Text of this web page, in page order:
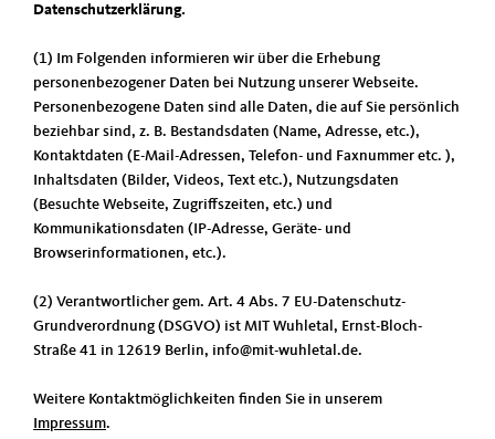
Datenschutzerklärung.
(1) Im Folgenden informieren wir über die Erhebung
personenbezogener Daten bei Nutzung unserer Webseite.
Personenbezogene Daten sind alle Daten, die auf Sie persönlich
beziehbar sind, z. B. Bestandsdaten (Name, Adresse, etc.),
Kontaktdaten (E-Mail-Adressen, Telefon- und Faxnummer etc. ),
Inhaltsdaten (Bilder, Videos, Text etc.), Nutzungsdaten
(Besuchte Webseite, Zugriffszeiten, etc.) und
Kommunikationsdaten (IP-Adresse, Geräte- und
Browserinformationen, etc.).
(2) Verantwortlicher gem. Art. 4 Abs. 7 EU-Datenschutz-
Grundverordnung (DSGVO) ist MIT Wuhletal, Ernst-Bloch-
Straße 41 in 12619 Berlin, info@mit-wuhletal.de.
Weitere Kontaktmöglichkeiten finden Sie in unserem
Impressum.